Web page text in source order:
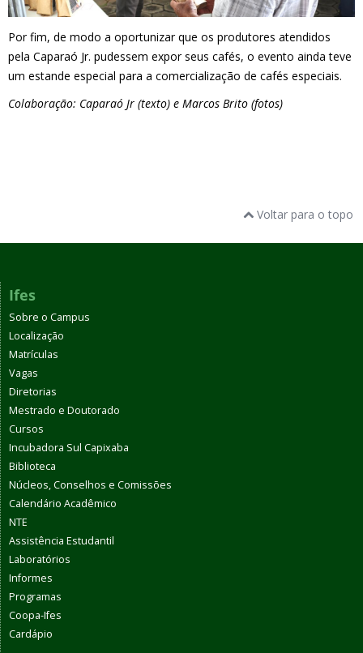
Por fim, de modo a oportunizar que os produtores atendidos
pela Caparaó Jr. pudessem expor seus cafés, o evento ainda teve
um estande especial para a comercialização de cafés especiais.
Colaboração: Caparaó Jr (texto) e Marcos Brito (fotos)
Voltar para o topo
Ifes
Sobre o Campus
Localização
Matrículas
Vagas
Diretorias
Mestrado e Doutorado
Cursos
Incubadora Sul Capixaba
Biblioteca
Núcleos, Conselhos e Comissões
Calendário Acadêmico
NTE
Assistência Estudantil
Laboratórios
Informes
Programas
Coopa-Ifes
Cardápio